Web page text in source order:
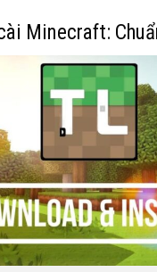
Minecraft: